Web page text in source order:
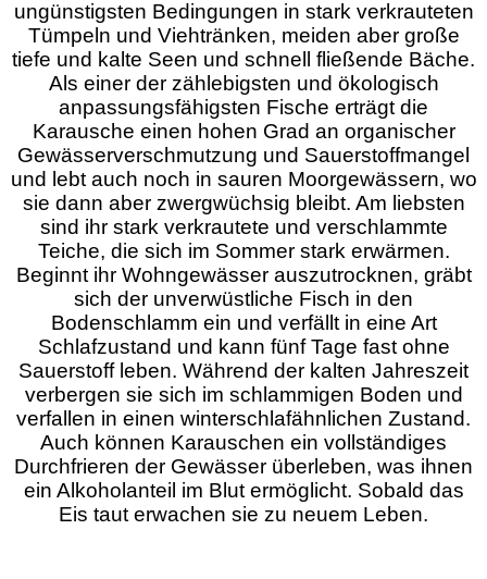
ungünstigsten Bedingungen in stark verkrauteten
Tümpeln und Viehtränken, meiden aber große
tiefe und kalte Seen und schnell fließende Bäche.
Als einer der zählebigsten und ökologisch
anpassungsfähigsten Fische erträgt die
Karausche einen hohen Grad an organischer
Gewässerverschmutzung und Sauerstoffmangel
und lebt auch noch in sauren Moorgewässern, wo
sie dann aber zwergwüchsig bleibt. Am liebsten
sind ihr stark verkrautete und verschlammte
Teiche, die sich im Sommer stark erwärmen.
Beginnt ihr Wohngewässer auszutrocknen, gräbt
sich der unverwüstliche Fisch in den
Bodenschlamm ein und verfällt in eine Art
Schlafzustand und kann fünf Tage fast ohne
Sauerstoff leben. Während der kalten Jahreszeit
verbergen sie sich im schlammigen Boden und
verfallen in einen winterschlafähnlichen Zustand.
Auch können Karauschen ein vollständiges
Durchfrieren der Gewässer überleben, was ihnen
ein Alkoholanteil im Blut ermöglicht. Sobald das
Eis taut erwachen sie zu neuem Leben.